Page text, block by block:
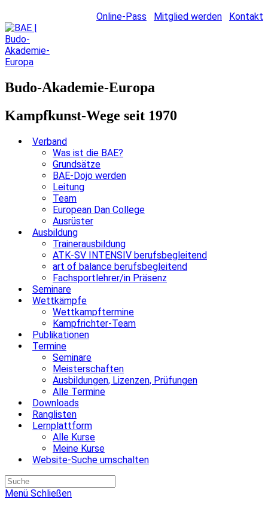
Online-Pass Mitglied werden Kontakt
Budo-Akademie-Europa
Kampfkunst-Wege seit 1970
Verband
Was ist die BAE?
Grundsätze
BAE-Dojo werden
Leitung
Team
European Dan College
Ausrüster
Ausbildung
Trainerausbildung
ATK-SV INTENSIV berufsbegleitend
art of balance berufsbegleitend
Fachsportlehrer/in Präsenz
Seminare
Wettkämpfe
Wettkampftermine
Kampfrichter-Team
Publikationen
Termine
Seminare
Meisterschaften
Ausbildungen, Lizenzen, Prüfungen
Alle Termine
Downloads
Ranglisten
Lernplattform
Alle Kurse
Meine Kurse
Website-Suche umschalten
Menü Schließen